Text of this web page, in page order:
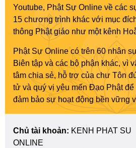
Youtube, Phật Sự Online về các
15 chương trình khác với mục
thông Phật giáo như một kênh
Phật Sự Online có trên 60 nhân
Biên tập và các bộ phận khác, vì
tâm chia sẻ, hỗ trợ của chư Tôn
tử và quý vị yêu mến Đạo Phật
đảm bảo sự hoạt động bền vững
Chủ tài khoản: KENH PHAT SU
ONLINE